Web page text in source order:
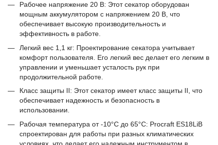
Рабочее напряжение 20 В: Этот секатор оборудован
мощным аккумулятором с напряжением 20 В, что
обеспечивает высокую производительность и
эффективность в работе.
Легкий вес 1,1 кг: Проектирование секатора учитывает
комфорт пользователя. Его легкий вес делает его легким в
управлении и уменьшает усталость рук при
продолжительной работе.
Класс защиты II: Этот секатор имеет класс защиты II, что
обеспечивает надежность и безопасность в
использовании.
Рабочая температура от -10°C до 65°C: Procraft ES18LiB
спроектирован для работы при разных климатических
условиях, что делает его надежным инструментом в